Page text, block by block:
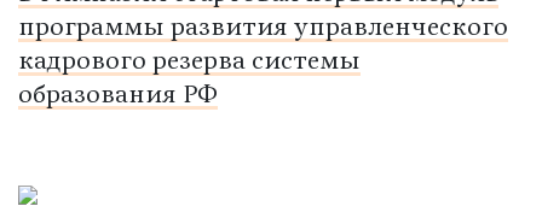
программы развития управленческого
кадрового резерва системы
образования РФ